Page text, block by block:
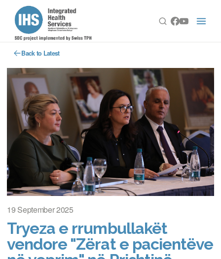
Back to Latest
19 September 2025
Tryeza e rrumbullakët
vendore "Zërat e pacientëve